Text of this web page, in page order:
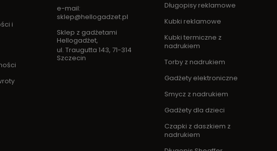
i
e-mail:
sklep@hellogadzet.pl
Sklep z gadżetami
Hellogadżet,
ul. Traugutta 143, 71-314
Szczecin
Długopisy reklamowe
Kubki reklamowe
Kubki termiczne z
nadrukiem
Torby z nadrukiem
Gadżety elektroniczne
Smycz z nadrukiem
Gadżety dla dzieci
Czapki z daszkiem z
nadrukiem